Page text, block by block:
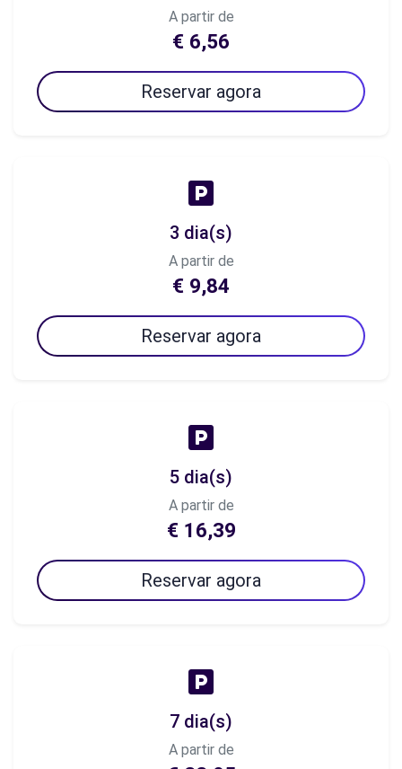
A partir de
€ 6,56
Reservar agora
3 dia(s)
A partir de
€ 9,84
Reservar agora
5 dia(s)
A partir de
€ 16,39
Reservar agora
7 dia(s)
A partir de